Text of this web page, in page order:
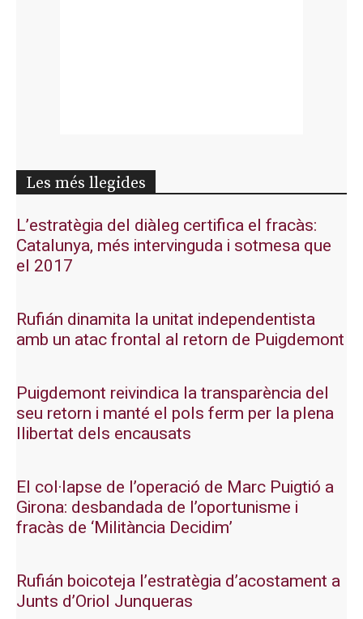
Les més llegides
L’estratègia del diàleg certifica el fracàs:
Catalunya, més intervinguda i sotmesa que
el 2017
Rufián dinamita la unitat independentista
amb un atac frontal al retorn de Puigdemont
Puigdemont reivindica la transparència del
seu retorn i manté el pols ferm per la plena
llibertat dels encausats
El col·lapse de l’operació de Marc Puigtió a
Girona: desbandada de l’oportunisme i
fracàs de ‘Militància Decidim’
Rufián boicoteja l’estratègia d’acostament a
Junts d’Oriol Junqueras